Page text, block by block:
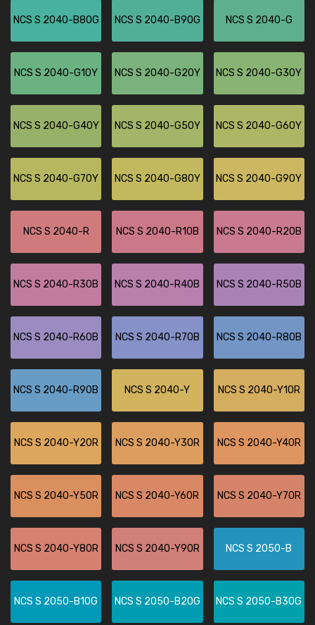
NCS S 2040-B80G NCS S 2040-B90G NCS S 2040-G
NCS S 2040-G10Y NCS S 2040-G20Y NCS S 2040-G30Y
NCS S 2040-G40Y NCS S 2040-G50Y NCS S 2040-G60Y
NCS S 2040-G70Y NCS S 2040-G80Y NCS S 2040-G90Y
NCS S 2040-R NCS S 2040-R10B NCS S 2040-R20B
NCS S 2040-R30B NCS S 2040-R40B NCS S 2040-R50B
NCS S 2040-R60B NCS S 2040-R70B NCS S 2040-R80B
NCS S 2040-R90B NCS S 2040-Y NCS S 2040-Y10R
NCS S 2040-Y20R NCS S 2040-Y30R NCS S 2040-Y40R
NCS S 2040-Y50R NCS S 2040-Y60R NCS S 2040-Y70R
NCS S 2040-Y80R NCS S 2040-Y90R NCS S 2050-B
NCS S 2050-B10G NCS S 2050-B20G NCS S 2050-B30G